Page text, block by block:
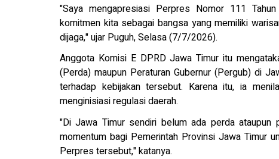
"Saya mengapresiasi Perpres Nomor 111
komitmen kita sebagai bangsa yang memiliki
dijaga," ujar Puguh, Selasa (7/7/2026).
Anggota Komisi E DPRD Jawa Timur itu
(Perda) maupun Peraturan Gubernur (Pergub) di
terhadap kebijakan tersebut. Karena itu, ia
menginisiasi regulasi daerah.
"Di Jawa Timur sendiri belum ada perda ataupun
momentum bagi Pemerintah Provinsi Jawa Timur
Perpres tersebut," katanya.